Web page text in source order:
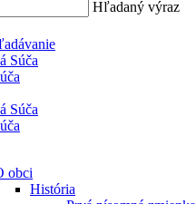
Hľadaný výraz
obci
História